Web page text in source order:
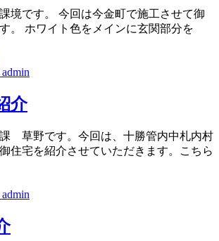
境です。 今回は今金町で施工させて御
。 ホワイト色をメインに玄関部分を
介
草野です。今回は、十勝管内中札内村
住宅を紹介させていただきます。こちら